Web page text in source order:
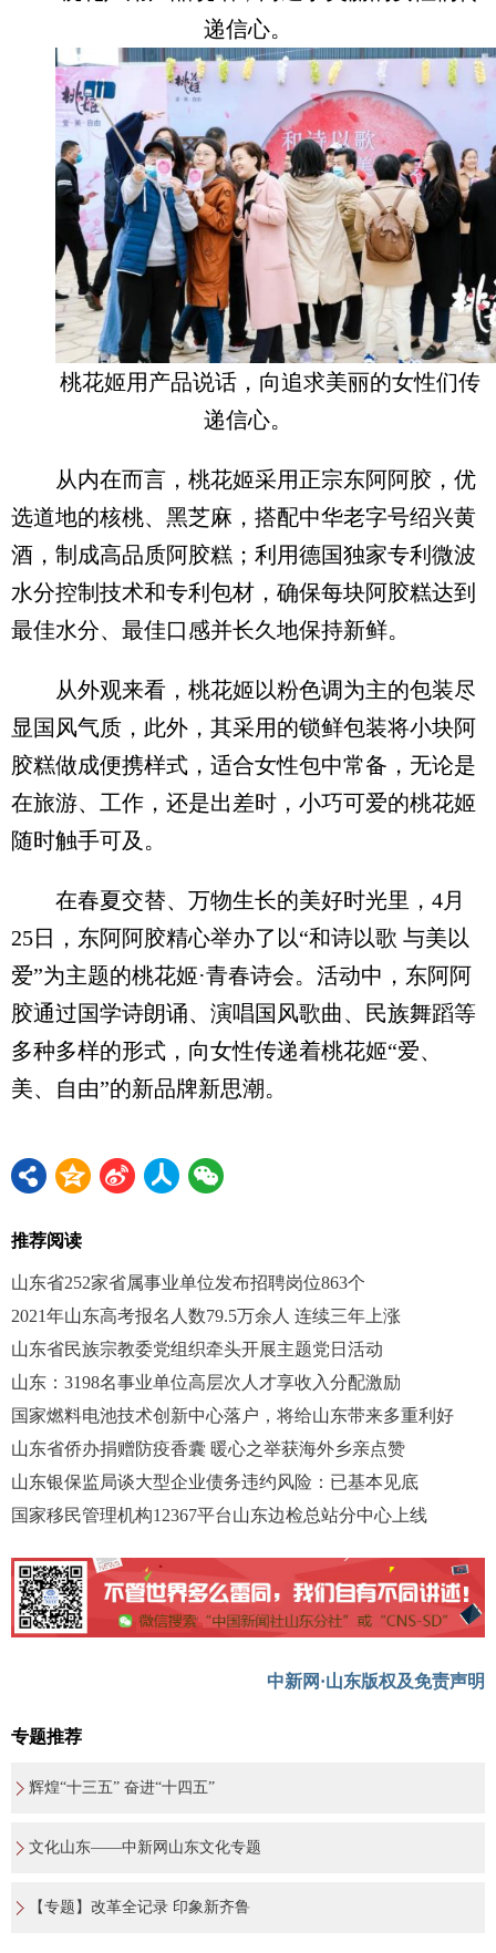
递信心。
桃花姬用产品说话，向追求美丽的女性们传
递信心。
从内在而言，桃花姬采用正宗东阿阿胶，优
选道地的核桃、黑芝麻，搭配中华老字号绍兴黄
酒，制成高品质阿胶糕；利用德国独家专利微波
水分控制技术和专利包材，确保每块阿胶糕达到
最佳水分、最佳口感并长久地保持新鲜。
从外观来看，桃花姬以粉色调为主的包装尽
显国风气质，此外，其采用的锁鲜包装将小块阿
胶糕做成便携样式，适合女性包中常备，无论是
在旅游、工作，还是出差时，小巧可爱的桃花姬
随时触手可及。
在春夏交替、万物生长的美好时光里，4月
25日，东阿阿胶精心举办了以“和诗以歌 与美以
爱”为主题的桃花姬·青春诗会。活动中，东阿阿
胶通过国学诗朗诵、演唱国风歌曲、民族舞蹈等
多种多样的形式，向女性传递着桃花姬“爱、
美、自由”的新品牌新思潮。
推荐阅读
山东省252家省属事业单位发布招聘岗位863个
2021年山东高考报名人数79.5万余人 连续三年上涨
山东省民族宗教委党组织牵头开展主题党日活动
山东：3198名事业单位高层次人才享收入分配激励
国家燃料电池技术创新中心落户，将给山东带来多重利好
山东省侨办捐赠防疫香囊 暖心之举获海外乡亲点赞
山东银保监局谈大型企业债务违约风险：已基本见底
国家移民管理机构12367平台山东边检总站分中心上线
中新网·山东版权及免责声明
专题推荐
辉煌“十三五” 奋进“十四五”
文化山东——中新网山东文化专题
【专题】改革全记录 印象新齐鲁